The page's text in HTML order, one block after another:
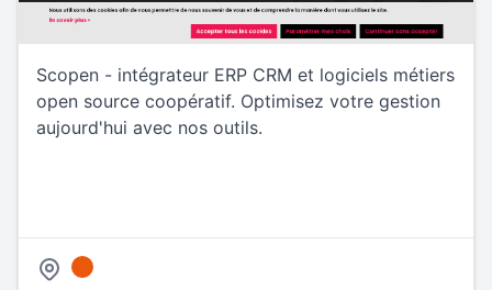
Scopen - intégrateur ERP CRM et logiciels métiers
open source coopératif. Optimisez votre gestion
aujourd'hui avec nos outils.